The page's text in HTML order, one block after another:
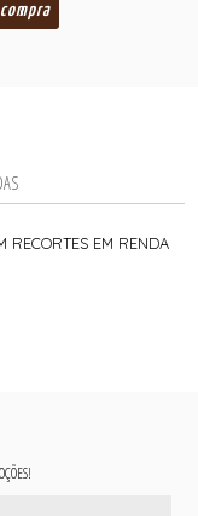
RECORTES EM RENDA